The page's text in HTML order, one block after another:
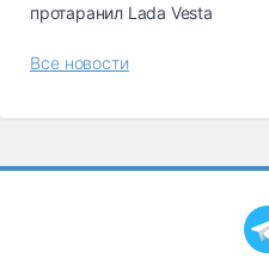
протаранил Lada Vesta
Все новости